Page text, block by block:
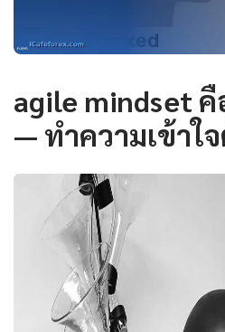
agile mindset คื
— ทำความเข้าใ